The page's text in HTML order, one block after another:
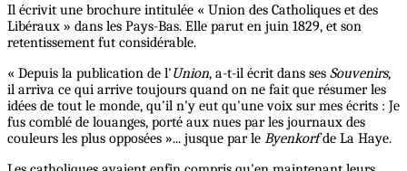
Il écrivit une brochure intitulée « Union des Catholiques et des
Libéraux » dans les Pays-Bas. Elle parut en juin 1829, et son
retentissement fut considérable.
« Depuis la publication de l'Union, a-t-il écrit dans ses Souvenirs,
il arriva ce qui arrive toujours quand on ne fait que résumer les
idées de tout le monde, qu'il n'y eut qu'une voix sur mes écrits : Je
fus comblé de louanges, porté aux nues par les journaux des
couleurs les plus opposées »... jusque par le Byenkorfde La Haye.